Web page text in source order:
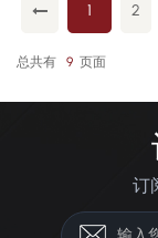
1 2
总共有 9 页面
订